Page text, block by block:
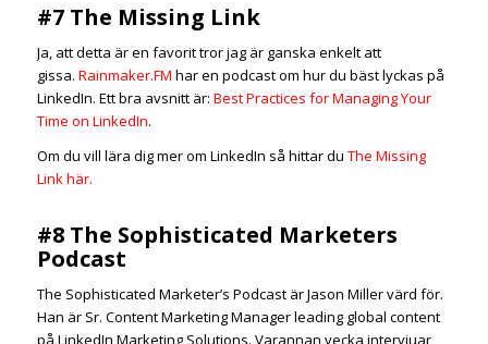
#7 The Missing Link
Ja, att detta är en favorit tror jag är ganska enkelt att
gissa. Rainmaker.FM har en podcast om hur du bäst lyckas på
LinkedIn. Ett bra avsnitt är: Best Practices for Managing Your
Time on LinkedIn.
Om du vill lära dig mer om LinkedIn så hittar du The Missing
Link här.
#8 The Sophisticated Marketers
Podcast
The Sophisticated Marketer’s Podcast är Jason Miller värd för.
Han är Sr. Content Marketing Manager leading global content
på LinkedIn Marketing Solutions. Varannan vecka intervjuar